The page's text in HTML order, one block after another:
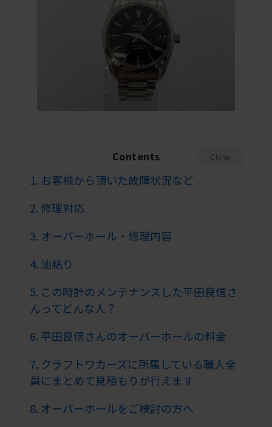
Contents Close
1. お客様から頂いた故障状況など
2.修理対応
3. オーバーホール・修理内容
4. 油粘り
5. この時計のメンテナンスした平田良信さ
んってどんな人？
6. 平田良信さんのオーバーホールの料金
7. クラフトワカーズに所属している職人全
員にまとめて見積もりが行えます
8. オーバーホールをご検討の方へ